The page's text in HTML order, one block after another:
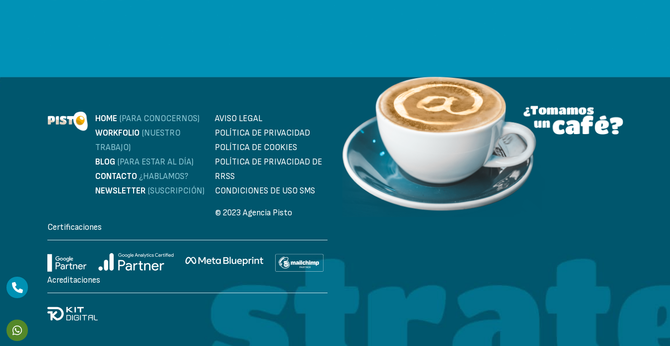
HOME (PARA CONOCERNOS)
WORKFOLIO (NUESTRO
TRABAJO)
BLOG (PARA ESTAR AL DÍA)
CONTACTO ¿HABLAMOS?
NEWSLETTER (SUSCRIPCIÓN)
AVISO LEGAL
POLÍTICA DE PRIVACIDAD
POLÍTICA DE COOKIES
POLÍTICA DE PRIVACIDAD DE
RRSS
CONDICIONES DE USO SMS
© 2023 Agencia Pisto
Certificaciones
Acreditaciones